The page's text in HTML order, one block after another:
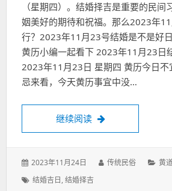
（星期四）。结婚择吉是重要的民间
姻美好的期待和祝福。那么2023年
行？2023年11月23号结婚是不是好
黄历小编一起看下 2023年11月23日
2023年11月23日 星期四 黄历今日不
忌来看，今天黄历事宜中没…
继续阅读 2023年11月23日
发
于：
2023年11月24日
作
传统民俗
分
黄
标
结婚吉日,结婚择吉